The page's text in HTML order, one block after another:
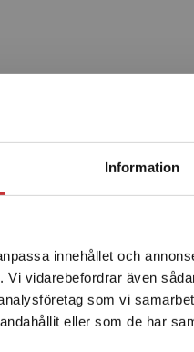
Information
innehållet och
vidarebefordrar även
som vi
eller som de har
Begränsad fraktregion
som att du besöker
Sverige. Vi erbjuder
För att kunna slutföra ett
vara i Sverige.Läs
Produkter